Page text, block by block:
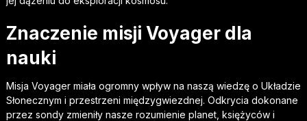
Znaczenie misji Voyager dla
nauki
Misja Voyager miała ogromny wpływ na naszą wiedzę o Układzie
Słonecznym i przestrzeni międzygwiezdnej. Odkrycia dokonane
przez sondy zmieniły nasze rozumienie planet, księżyców i